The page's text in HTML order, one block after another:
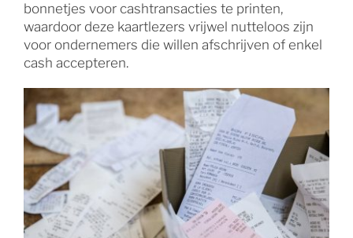
bonnetjes voor cashtransacties te printen,
waardoor deze kaartlezers vrijwel nutteloos zijn
voor ondernemers die willen afschrijven of enkel
cash accepteren.